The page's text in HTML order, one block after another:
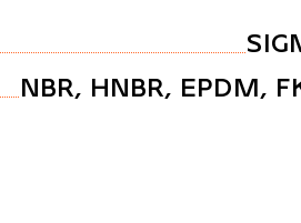
NBR, HNBR, EPDM,